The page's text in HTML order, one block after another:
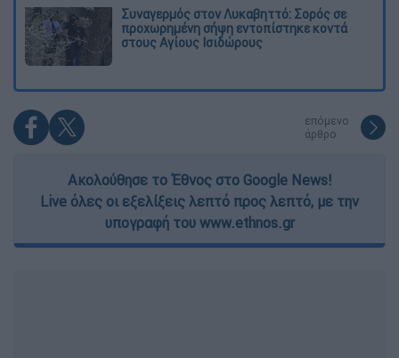
Συναγερμός στον Λυκαβηττό: Σορός σε
προχωρημένη σήψη εντοπίστηκε κοντά
στους Αγίους Ισιδώρους
επόμενο
άρθρο
Ακολούθησε το Έθνος στο Google News!
Live όλες οι εξελίξεις λεπτό προς λεπτό, με την
υπογραφή του www.ethnos.gr